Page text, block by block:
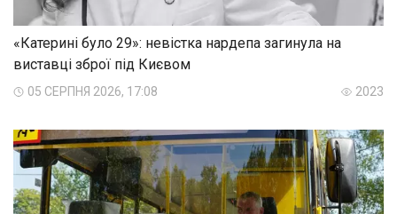
«Катерині було 29»: невістка нардепа загинула на
виставці зброї під Києвом
05 СЕРПНЯ 2026, 17:08 2023